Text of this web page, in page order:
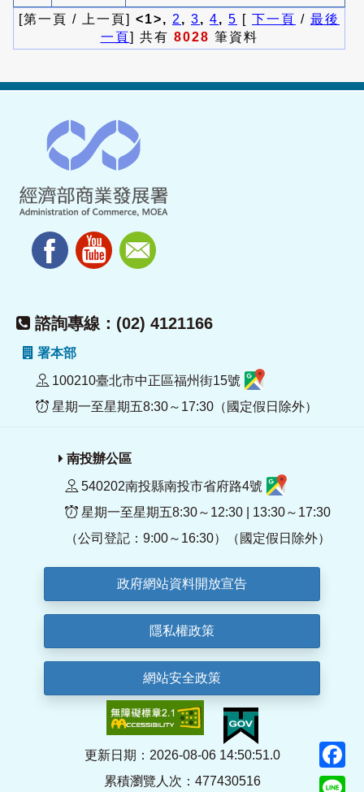
[第一頁 / 上一頁] <1>, 2 , 3, 4, 5 [ 下一頁 / 最後
一頁] 共有 8028 筆資料
諮詢專線：(02) 4121166
署本部
100210臺北市中正區福州街15號
星期一至星期五8:30～17:30（國定假日除外）
南投辦公區
540202南投縣南投市省府路4號
星期一至星期五8:30～12:30 | 13:30～17:30
（公司登記：9:00～16:30）（國定假日除外）
政府網站資料開放宣告
隱私權政策
網站安全政策
更新日期：2026-08-06 14:50:51.0
累積瀏覽人次：477430516